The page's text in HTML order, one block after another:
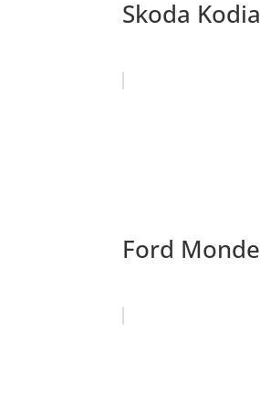
Skoda
Ford